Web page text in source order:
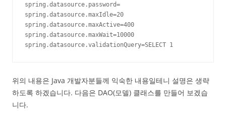
spring.datasource.password=
spring.datasource.maxIdle=20
spring.datasource.maxActive=400
spring.datasource.maxWait=10000
spring.datasource.validationQuery=SELECT 1
위의 내용은 Java 개발자분들께 익숙한 내용일테니 설명은 생략
하도록 하겠습니다. 다음은 DAO(모델) 클래스를 만들어 보겠습
니다.